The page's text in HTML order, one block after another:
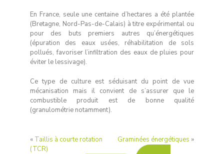
En France, seule une centaine d’hectares a été plantée
(Bretagne, Nord-Pas-de-Calais) à titre expérimental ou
pour des buts premiers autres qu’énergétiques
(épuration des eaux usées, réhabilitation de sols
pollués, favoriser l’infiltration des eaux de pluies pour
éviter le lessivage).
Ce type de culture est séduisant du point de vue
mécanisation mais il convient de s’assurer que le
combustible produit est de bonne qualité
(granulométrie notamment).
« Taillis à courte rotation
(TCR)
Graminées énergétiques »